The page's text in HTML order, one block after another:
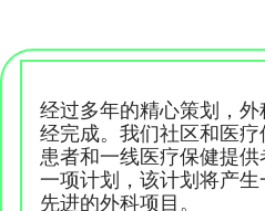
经过多年的精心策划，
经完成。我们社区和医
患者和一线医疗保健提
一项计划，该计划将产
先进的外科项目。